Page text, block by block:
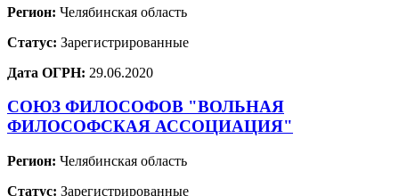
Регион: Челябинская область
Статус: Зарегистрированные
Дата ОГРН: 29.06.2020
СОЮЗ ФИЛОСОФОВ "ВОЛЬНАЯ
ФИЛОСОФСКАЯ АССОЦИАЦИЯ"
Регион: Челябинская область
Статус: Зарегистрированные